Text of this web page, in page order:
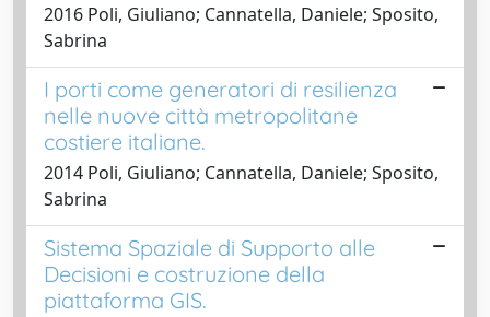
2016 Poli, Giuliano; Cannatella, Daniele; Sposito,
Sabrina
I porti come generatori di resilienza
nelle nuove città metropolitane
costiere italiane.
2014 Poli, Giuliano; Cannatella, Daniele; Sposito,
Sabrina
Sistema Spaziale di Supporto alle
Decisioni e costruzione della
piattaforma GIS.